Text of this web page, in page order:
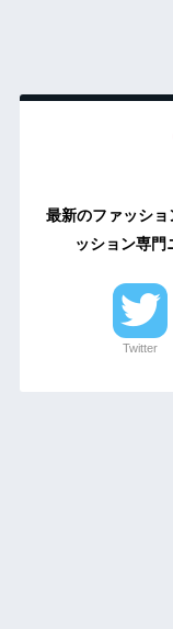
最新のファッシ
ッション専門
Twitter